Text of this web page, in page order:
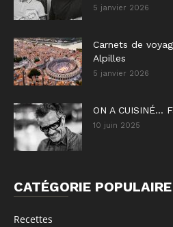
5 janvier 2026
Carnets de
Alpilles
5 janvier 2026
ON A CUISINÉ…
10 juin 2025
CATÉGORIE POPULAIRE
Recettes